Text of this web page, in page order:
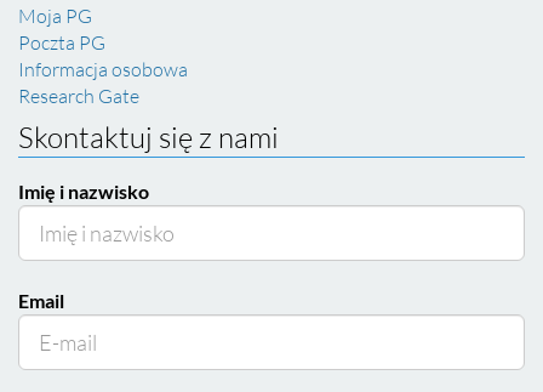
Moja PG
Poczta PG
Informacja osobowa
Research Gate
Skontaktuj się z nami
Imię i nazwisko
Email